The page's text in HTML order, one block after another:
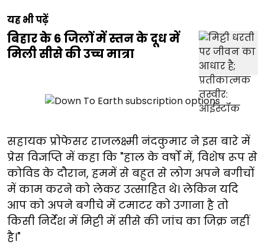
यह भी पढ़ें
बिहार के 6 जिलों में स्तन के दूध में
मिली सीसे की उच्च मात्रा
सहायक प्रोफेसर राजलक्ष्मी नंदकुमार ने इस बारे में
प्रेस विज्ञप्ति में कहा कि "हाल के वर्षों में, विशेष रूप से
कोविड के दौरान, हममें से बहुत से लोग अपने बगीचों
में काम करने को लेकर उत्साहित थे। लेकिन यदि
आप को अपने बगीचे में टमाटर को उगाना है तो
किसी निर्देश में मिट्टी में सीसे की जांच का जिक्र नहीं
है।"